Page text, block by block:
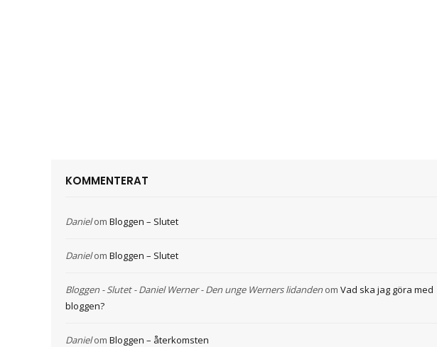
KOMMENTERAT
Danielom Bloggen – Slutet
Danielom Bloggen – Slutet
Bloggen - Slutet - Daniel Werner - Den unge Werners lidanden om Vad ska jag göra med
bloggen?
Danielom Bloggen – återkomsten